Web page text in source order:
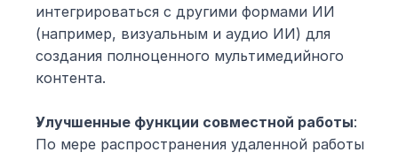
интегрироваться с другими формами ИИ
(например, визуальным и аудио ИИ) для
создания полноценного мультимедийного
контента.
Улучшенные функции совместной работы:
По мере распространения удаленной работы